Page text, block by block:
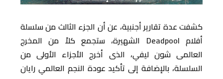
كشفت عدة تقارير أجنبية، عن أن الجزء الثالث من سلسلة
أفلام Deadpool الشهيرة، ستجمع كلاً من المخرج
العالمى شون ليفي، الذى أخرج الأجزاء الأولى من
السلسلة، بالإضافة إلى تأكيد عودة النجم العالمي رايان